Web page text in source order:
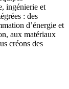
ingénierie et
: des
d’énergie et
aux matériaux
créons des